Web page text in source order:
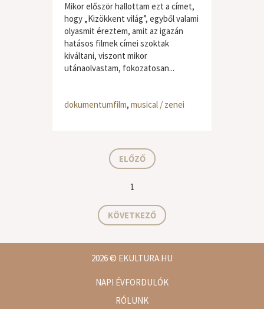
Mikor először hallottam ezt a címet,
hogy „Kizökkent világ”, egyből valami
olyasmit éreztem, amit az igazán
hatásos filmek címei szoktak
kiváltani, viszont mikor
utánaolvastam, fokozatosan...
dokumentumfilm, musical / zenei
ELŐZŐ
1
KÖVETKEZŐ
2026© EKULTURA.HU
NAPI ÉVFORDULÓK
RÓLUNK